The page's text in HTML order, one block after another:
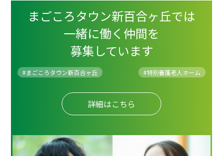
まごころタウン新百合ヶ丘では
一緒に働く仲間を
募集しています
#まごころタウン新百合ヶ丘 #特別養護老人ホーム
詳細はこちら